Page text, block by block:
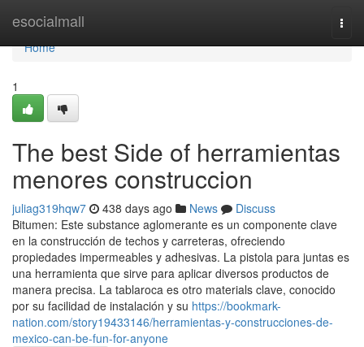
esocialmall
Home
Home
1
The best Side of herramientas
menores construccion
juliag319hqw7 438 days ago News
Discuss
Bitumen: Este substance aglomerante es un componente clave
en la construcción de techos y carreteras, ofreciendo
propiedades impermeables y adhesivas. La pistola para juntas es
una herramienta que sirve para aplicar diversos productos de
manera precisa. La tablaroca es otro materials clave, conocido
por su facilidad de instalación y su https://bookmark-
nation.com/story19433146/herramientas-y-construcciones-de-
mexico-can-be-fun-for-anyone